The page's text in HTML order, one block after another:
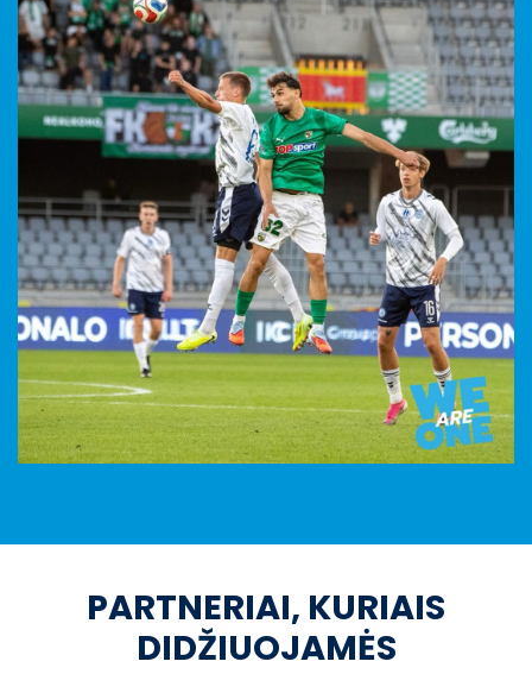
PARTNERIAI, KURIAIS
DIDŽIUOJAMĖS